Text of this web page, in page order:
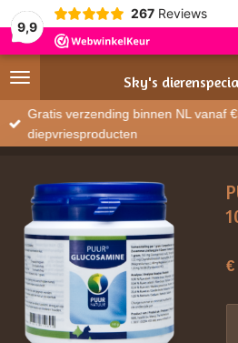
9,9
267 Reviews
Sky's
Gratis verzending binnen NL vanaf
diepvriesproducten
€